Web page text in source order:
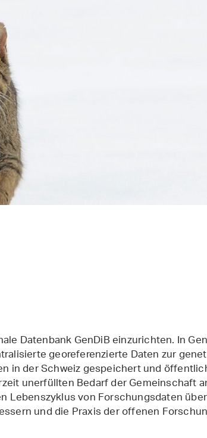
Datenbank GenDiB einzurichten. In
georeferenzierte Daten zur
in der Schweiz gespeichert und
unerfüllten Bedarf der Gemeinschaft
Lebenszyklus von Forschungsdaten
und die Praxis der offenen